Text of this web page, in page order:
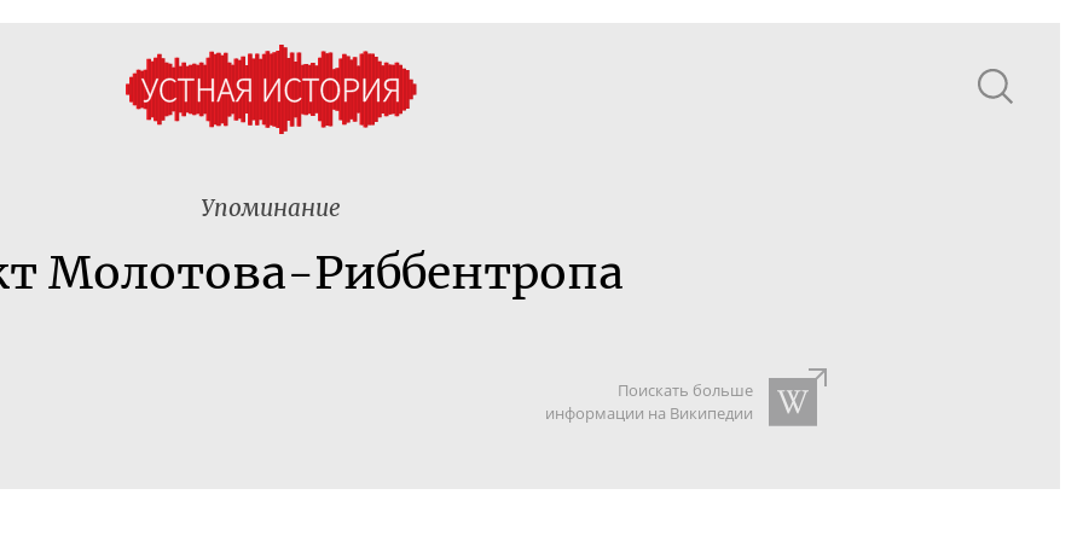
Упоминание
Молотова-Риббентропа
Поискать больше
информации на Википедии